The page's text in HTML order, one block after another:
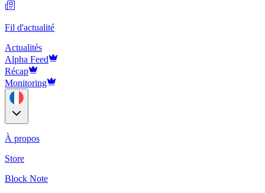
Fil d'actualité
Actualités
Alpha Feed
Récap
Monitoring
À propos
Store
Block Note